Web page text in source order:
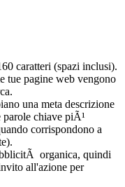
caratteri (spazi inclusi).
tue pagine web vengono
una meta descrizione
parole chiave piÃ¹
corrispondono a
organica, quindi
all'azione per